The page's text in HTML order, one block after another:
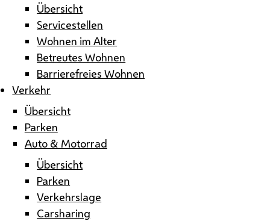
Übersicht
Servicestellen
Wohnen im Alter
Betreutes Wohnen
Barrierefreies Wohnen
Verkehr
Übersicht
Parken
Auto & Motorrad
Übersicht
Parken
Verkehrslage
Carsharing